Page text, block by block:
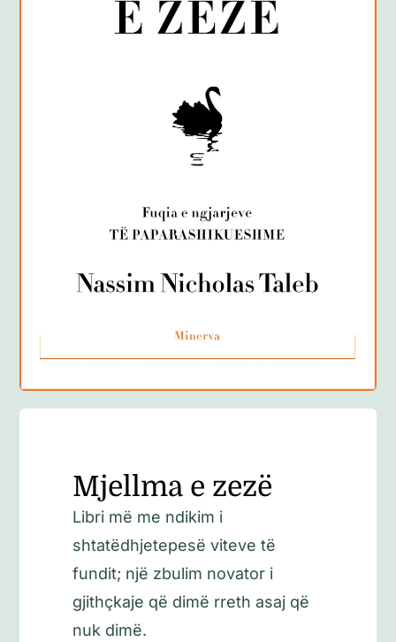
Ditarë
Evente
Blog
Mjellma e zezë
Libri më me ndikim i
shtatëdhjetepesë viteve të
fundit; një zbulim novator i
gjithçkaje që dimë rreth asaj që
nuk dimë.